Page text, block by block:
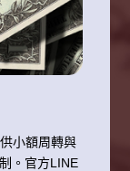
屏東資金靈活運用攻略：借錢前必知的策略與技巧
出、醫
得資金，
外負擔。
小額周轉與
。官方LINE